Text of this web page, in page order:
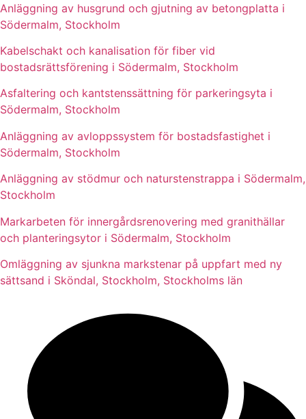
Anläggning av husgrund och gjutning av betongplatta i
Södermalm, Stockholm
Kabelschakt och kanalisation för fiber vid
bostadsrättsförening i Södermalm, Stockholm
Asfaltering och kantstenssättning för parkeringsyta i
Södermalm, Stockholm
Anläggning av avloppssystem för bostadsfastighet i
Södermalm, Stockholm
Anläggning av stödmur och naturstenstrappa i Södermalm,
Stockholm
Markarbeten för innergårdsrenovering med granithällar
och planteringsytor i Södermalm, Stockholm
Omläggning av sjunkna markstenar på uppfart med ny
sättsand i Sköndal, Stockholm, Stockholms län